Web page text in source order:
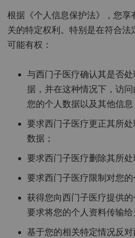
根据《个人信息保护法》，您享
关的特定权利。特别是在符合法
可能有权：
与西门子医疗确认其是否
据，并在这种情况下，访
您的个人数据以及其他信息
要求西门子医疗更正其所
数据；
要求西门子医疗删除其所处
要求西门子医疗限制对您的
获得您向西门子医疗提供
要求将您的个人资料传输给
基于您的相关特定情况反